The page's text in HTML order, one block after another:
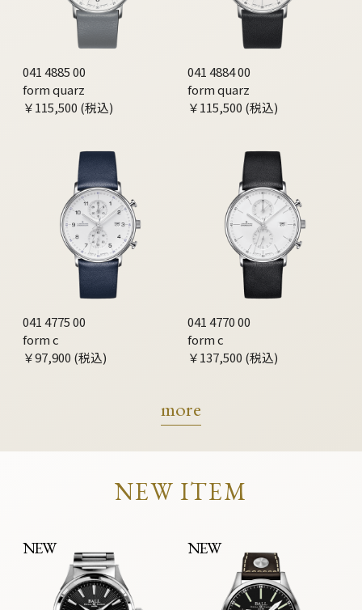
041 4885 00
form quarz
￥115,500 (税込)
041 4884 00
form quarz
￥115,500 (税込)
041 4775 00
form c
￥97,900 (税込)
041 4770 00
form c
￥137,500 (税込)
more
NEW ITEM
NEW NEW